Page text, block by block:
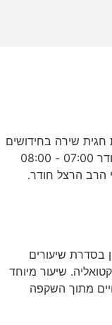
06:00 - 07:00 הרבנית חגית שירה בחידושים
ודברי חיזוק על פרשת השבוע. הרב הרצל חודר 07:00 - 08:00
הרב הרצל חודר.
הרב זמיר כהן בסדרת שיעורים
שיעור מיוחד
מתוך השקפה